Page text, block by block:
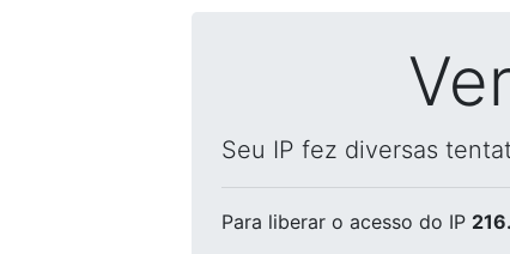
Seu IP fez diversas
Para liberar o acesso do IP